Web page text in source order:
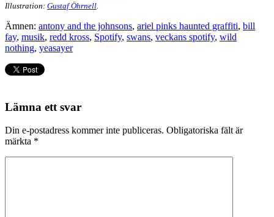
Illustration: Gustaf Öhrnell
Ämnen: antony and the johnsons, ariel pinks haunted graffiti, bill
fay, musik, redd kross, Spotify, swans, veckans spotify, wild
nothing, yeasayer
Lämna ett svar
Din e-postadress kommer inte publiceras. Obligatoriska fält är
märkta *